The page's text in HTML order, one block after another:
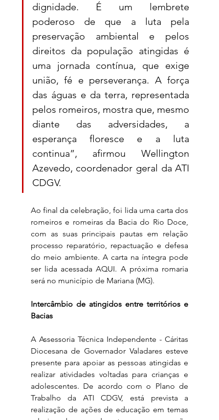
dignidade. É um lembrete
poderoso de que a luta pela
preservação ambiental e pelos
direitos da população atingidas é
uma jornada contínua, que exige
união, fé e perseverança. A força
das águas e da terra, representada
pelos romeiros, mostra que, mesmo
diante das adversidades, a
esperança floresce e a luta
continua”, afirmou Wellington
Azevedo, coordenador geral da ATI
CDGV.
Ao final da celebração, foi lida uma carta dos
romeiros e romeiras da Bacia do Rio Doce,
com as suas principais pautas em relação
processo reparatório, repactuação e defesa
do meio ambiente. A carta na íntegra pode
ser lida acessada AQUI. A próxima romaria
será no município de Mariana (MG).
Intercâmbio de atingidos entre territórios e
Bacias
A Assessoria Técnica Independente - Cáritas
Diocesana de Governador Valadares esteve
presente para apoiar as pessoas atingidas e
realizar atividades voltadas para crianças e
adolescentes. De acordo com o Plano de
Trabalho da ATI CDGV, está prevista a
realização de ações de educação em temas